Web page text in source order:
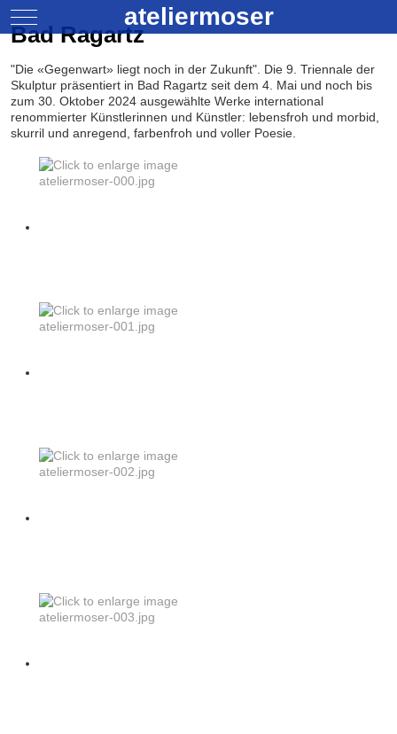
Mobile Menu Toggleateliermoser
Bad Ragartz
"Die «Gegenwart» liegt noch in der Zukunft". Die 9. Triennale der
Skulptur präsentiert in Bad Ragartz seit dem 4. Mai und noch bis
zum 30. Oktober 2024 ausgewählte Werke international
renommierter Künstlerinnen und Künstler: lebensfroh und morbid,
skurril und anregend, farbenfroh und voller Poesie.